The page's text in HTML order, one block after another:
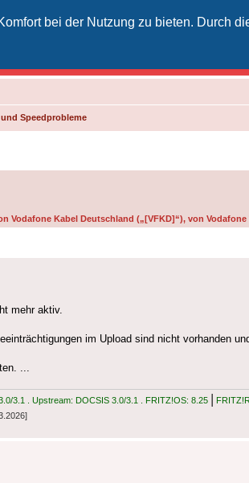
bei der Nutzung zu bieten. Durch
Speedprobleme
Kabel Deutschland („[VFKD]“), von
mehr aktiv.
im Upload sind nicht vorhanden
...
3.1 . Upstream: DOCSIS 3.0/3.1 . FRITZ!OS: 8.25 |